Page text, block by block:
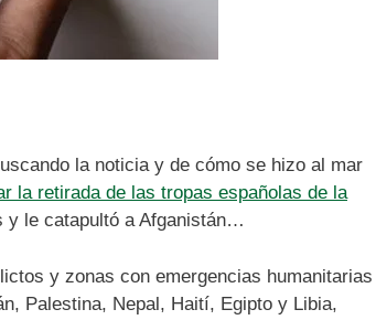
la noticia y de cómo se hizo al mar
la retirada de las tropas españolas de la
y le catapultó a Afganistán…
y zonas con emergencias humanitarias
Palestina, Nepal, Haití, Egipto y Libia,